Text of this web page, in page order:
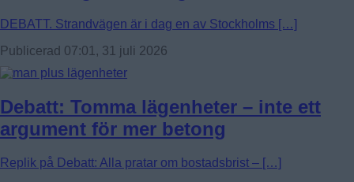
DEBATT. Strandvägen är i dag en av Stockholms […]
Publicerad 07:01, 31 juli 2026
Debatt: Tomma lägenheter – inte ett
argument för mer betong
Replik på Debatt: Alla pratar om bostadsbrist – […]